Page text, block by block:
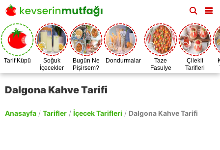
Tarif Küpü
Soğuk
İçecekler
Bugün Ne
Pişirsem?
Dondurmalar
Taze
Fasulye
Zamanı
Çilekli
Tarifleri
Dalgona Kahve Tarifi
Anasayfa / Tarifler / İçecek Tarifleri / Dalgona Kahve Tarifi